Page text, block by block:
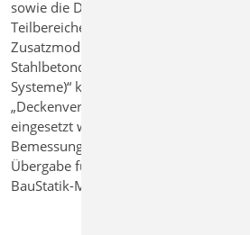
sowie die Deckenstärke in
Teilbereichen zu verändern. Über das
Zusatzmodul „M316.de
Stahlbetondeckenversatz (ebene
Systeme)“ kann das neue Bauteil
„Deckenversatz“ in 2D-Deckensystemen
eingesetzt werden. Neben der
Bemessung in MicroFe wird eine
Übergabe für die Bemessung mit dem
BauStatik-Modul "S292.de" vorbereitet.